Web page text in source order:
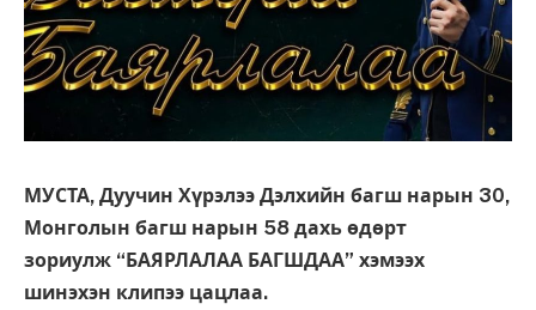
МУСТА, Дуучин Хүрэлээ Дэлхийн багш нарын 30,
Монголын багш нарын 58 дахь өдөрт
зориулж “БАЯРЛАЛАА БАГШДАА” хэмээх
шинэхэн клипээ цацлаа.